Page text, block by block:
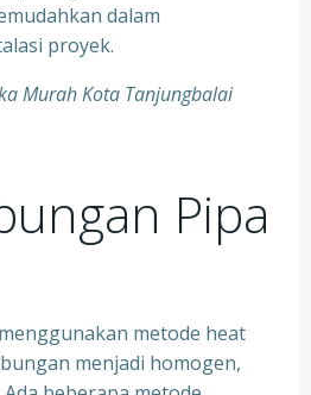
dalam
proyek.
Murah Kota Tanjungbalai
Pipa
metode heat
menjadi homogen,